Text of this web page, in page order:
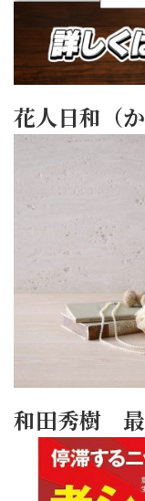
花人日和（
和田秀樹